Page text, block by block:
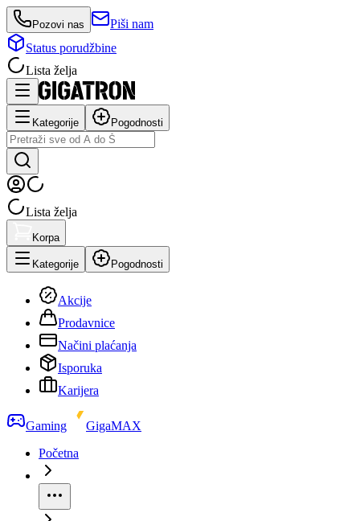
Pozovi nas
Piši nam
Status porudžbine
Lista želja
Kategorije Pogodnosti
Lista želja
Korpa
Kategorije Pogodnosti
Akcije
Prodavnice
Načini plaćanja
Isporuka
Karijera
Gaming
GigaMAX
Početna